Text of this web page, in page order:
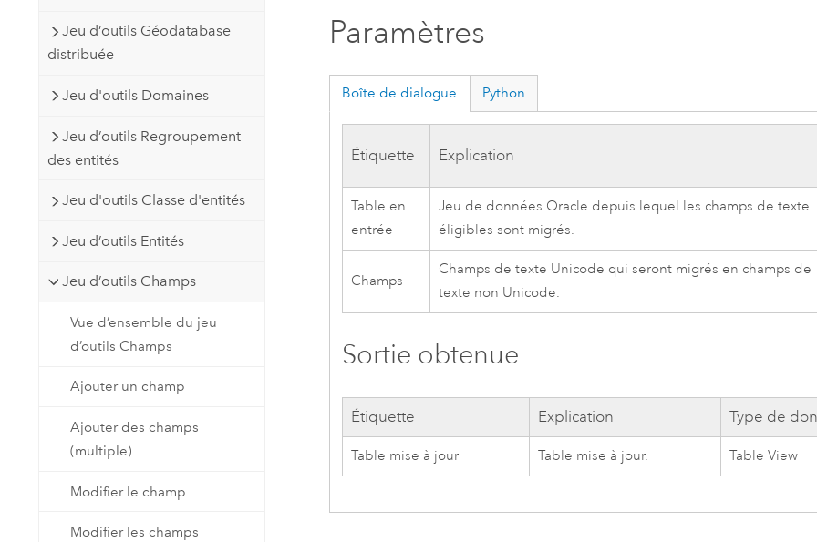
Jeu d’outils Géodatabase
distribuée
Jeu d'outils Domaines
Jeu d’outils Regroupement
des entités
Jeu d'outils Classe d'entités
Jeu d’outils Entités
Jeu d’outils Champs
Vue d’ensemble du jeu
d’outils Champs
Ajouter un champ
Ajouter des champs
(multiple)
Modifier le champ
Modifier les champs
Paramètres
Boîte de dialogue Python
Étiquette Explication
Table en
entrée
Jeu de données Oracle depuis lequel les champs de texte
éligibles sont migrés.
Champs
Champs de texte Unicode qui seront migrés en champs de
texte non Unicode.
Sortie obtenue
Étiquette Explication Type de
Table mise à jour Table mise à jour. Table View